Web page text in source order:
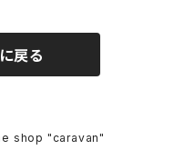
戻る
shop "caravan"